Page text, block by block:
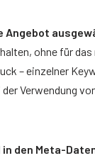
Angebot
ohne für
– einzelner
Verwendung
den Meta-